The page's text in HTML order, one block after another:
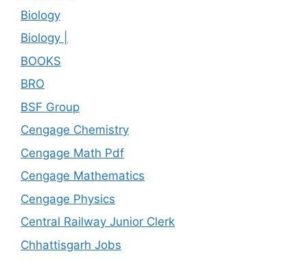
Biology
Biology |
BOOKS
BRO
BSF Group
Cengage Chemistry
Cengage Math Pdf
Cengage Mathematics
Cengage Physics
Central Railway Junior Clerk
Chhattisgarh Jobs